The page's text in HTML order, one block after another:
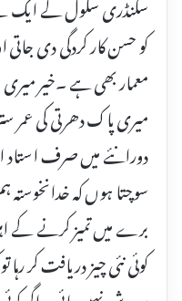
کو حسن کار کردگی دی جاتی
معمار بھی ہے ۔خیر
میری پاک دھرتی کی
دورانئے میں صرف استاد
سوچتا ہوں کہ خدانخوستہ
برے میں تمیز کرنے کے
کوئی نئی چیز دریافت کر